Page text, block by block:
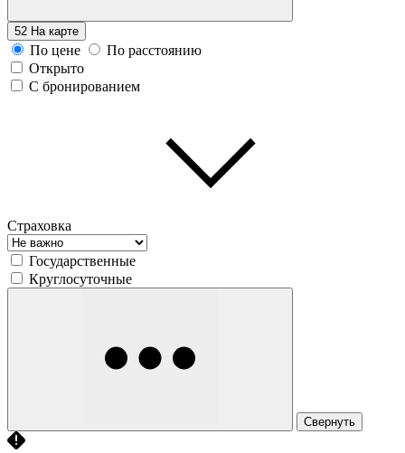
52 На карте
По цене
По расстоянию
Открыто
С бронированием
Страховка
Государственные
Круглосуточные
Свернуть